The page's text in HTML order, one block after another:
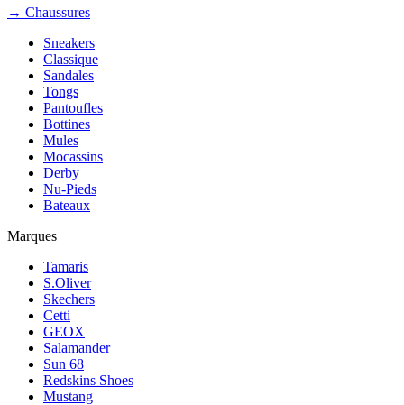
→ Chaussures
Sneakers
Classique
Sandales
Tongs
Pantoufles
Bottines
Mules
Mocassins
Derby
Nu-Pieds
Bateaux
Marques
Tamaris
S.Oliver
Skechers
Cetti
GEOX
Salamander
Sun 68
Redskins Shoes
Mustang